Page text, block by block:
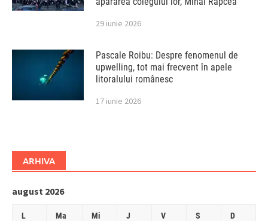
29 iunie 2026
Pascale Roibu: Despre fenomenul de
upwelling, tot mai frecvent în apele
litoralului românesc
17 iunie 2026
ARHIVA
august 2026
L Ma Mi J V S D